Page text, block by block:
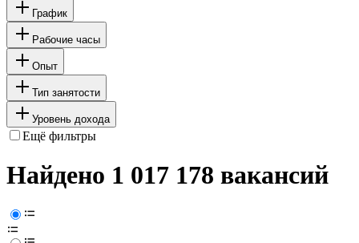
График
Рабочие часы
Опыт
Тип занятости
Уровень дохода
Ещё фильтры
Найдено 1 017 178 вакансий